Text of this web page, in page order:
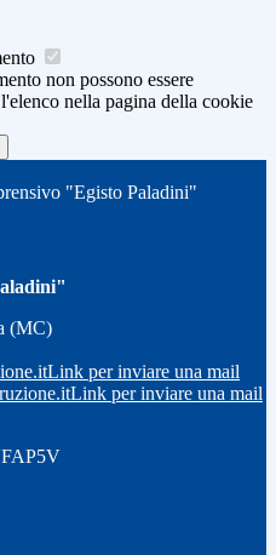
non possono essere
nella pagina della cookie
"Egisto Paladini"
(MC)
Link per inviare una mail
Link per inviare una mail